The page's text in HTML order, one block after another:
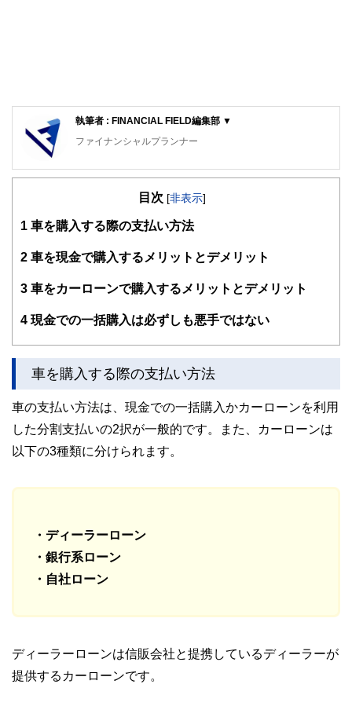
執筆者 : FINANCIAL FIELD編集部 ▼
ファイナンシャルプランナー
FinancialField編集部は、金融、経済に関する記事を、日々
知識がない方でも理解できるようわかりやすく発信していま
得者を中心に「お金や暮らし」に関する書籍・雑誌の編集経
験者で構成され、企画立案から記事掲載まですべての工程に
護士、税理士、宅地建物取引士、相続診断士、住宅ローンア
かしく感じられる年金や税金、相続、保険、ローンなどの話
をわかりやすく発信している点です。
執筆者・監修者による執筆体制を築くことで、内容のわかり
やすさはもちろんのこと、読み応えのあるコンテンツと確か
な情報発信を実現しています。
私たちは、快適でより良い生活のアイデアを提供するお金の
目次 [非表示]
1 車を購入する際の支払い方法
2 車を現金で購入するメリットとデメリット
3 車をカーローンで購入するメリットとデメリット
4 現金での一括購入は必ずしも悪手ではない
車を購入する際の支払い方法
車の支払い方法は、現金での一括購入かカーローンを利用
した分割支払いの2択が一般的です。また、カーローンは
以下の3種類に分けられます。
・ディーラーローン
・銀行系ローン
・自社ローン
ディーラーローンは信販会社と提携しているディーラーが
提供するカーローンです。